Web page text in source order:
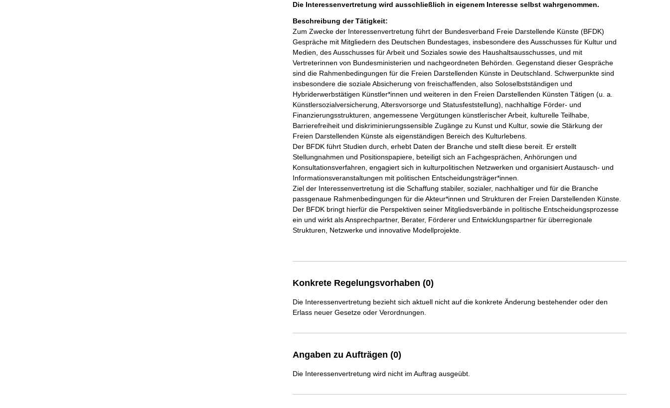
Die Interessenvertretung wird ausschließlich in eigenem Interesse selbst wahrgenommen.
Beschreibung der Tätigkeit:
Zum Zwecke der Interessenvertretung führt der Bundesverband Freie Darstellende Künste (BFDK)
Gespräche mit Mitgliedern des Deutschen Bundestages, insbesondere des Ausschusses für Kultur und
Medien, des Ausschusses für Arbeit und Soziales sowie des Haushaltsausschusses, und mit
Vertreterinnen von Bundesministerien und nachgeordneten Behörden. Gegenstand dieser Gespräche
sind die Rahmenbedingungen für die Freien Darstellenden Künste in Deutschland. Schwerpunkte sind
insbesondere die soziale Absicherung von freischaffenden, also Soloselbstständigen und
Hybriderwerbstätigen Künstler*innen und weiteren in den Freien Darstellenden Künsten Tätigen (u. a.
Künstlersozialversicherung, Altersvorsorge und Statusfeststellung), nachhaltige Förder- und
Finanzierungsstrukturen, angemessene Vergütungen künstlerischer Arbeit, kulturelle Teilhabe,
Barrierefreiheit und diskriminierungssensible Zugänge zu Kunst und Kultur, sowie die Stärkung der
Freien Darstellenden Künste als eigenständigen Bereich des Kulturlebens.
Der BFDK führt Studien durch, erhebt Daten der Branche und stellt diese bereit. Er erstellt
Stellungnahmen und Positionspapiere, beteiligt sich an Fachgesprächen, Anhörungen und
Konsultationsverfahren, engagiert sich in kulturpolitischen Netzwerken und organisiert Austausch- und
Informationsveranstaltungen mit politischen Entscheidungsträger*innen.
Ziel der Interessenvertretung ist die Schaffung stabiler, sozialer, nachhaltiger und für die Branche
passgenaue Rahmenbedingungen für die Akteur*innen und Strukturen der Freien Darstellenden Künste.
Der BFDK bringt hierfür die Perspektiven seiner Mitgliedsverbände in politische Entscheidungsprozesse
ein und wirkt als Ansprechpartner, Berater, Förderer und Entwicklungspartner für überregionale
Strukturen, Netzwerke und innovative Modellprojekte.
Konkrete Regelungsvorhaben (0)
Die Interessenvertretung bezieht sich aktuell nicht auf die konkrete Änderung bestehender oder den
Erlass neuer Gesetze oder Verordnungen.
Angaben zu Aufträgen (0)
Die Interessenvertretung wird nicht im Auftrag ausgeübt.